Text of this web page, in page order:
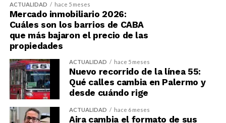
ACTUALIDAD hace 5 meses
Mercado inmobiliario 2026:
Cuáles son los barrios de CABA
que más bajaron el precio de las
propiedades
ACTUALIDAD hace 5 meses
Nuevo recorrido de la línea 55:
Qué calles cambia en Palermo y
desde cuándo rige
ACTUALIDAD hace 6 meses
Aira cambia el formato de sus